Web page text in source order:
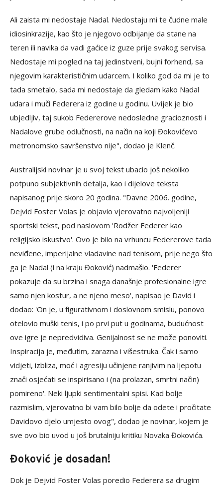
Ali zaista mi nedostaje Nadal. Nedostaju mi te čudne male
idiosinkrazije, kao što je njegovo odbijanje da stane na
teren ili navika da vadi gaćice iz guze prije svakog servisa.
Nedostaje mi pogled na taj jedinstveni, bujni forhend, sa
njegovim karakterističnim udarcem. I koliko god da mi je to
tada smetalo, sada mi nedostaje da gledam kako Nadal
udara i muči Federera iz godine u godinu. Uvijek je bio
ubjedljiv, taj sukob Federerove nedosledne gracioznosti i
Nadalove grube odlučnosti, na način na koji Đokovićevo
metronomsko savršenstvo nije", dodao je Klenč.
Australijski novinar je u svoj tekst ubacio još nekoliko
potpuno subjektivnih detalja, kao i dijelove teksta
napisanog prije skoro 20 godina. "Davne 2006. godine,
Dejvid Foster Volas je objavio vjerovatno najvoljeniji
sportski tekst, pod naslovom 'Rodžer Federer kao
religijsko iskustvo'. Ovo je bilo na vrhuncu Federerove tada
neviđene, imperijalne vladavine nad tenisom, prije nego što
ga je Nadal (i na kraju Đoković) nadmašio. 'Federer
pokazuje da su brzina i snaga današnje profesionalne igre
samo njen kostur, a ne njeno meso', napisao je David i
dodao: 'On je, u figurativnom i doslovnom smislu, ponovo
otelovio muški tenis, i po prvi put u godinama, budućnost
ove igre je nepredvidiva. Genijalnost se ne može ponoviti.
Inspiracija je, međutim, zarazna i višestruka. Čak i samo
vidjeti, izbliza, moć i agresiju učinjene ranjivim na ljepotu
znači osjećati se inspirisano i (na prolazan, smrtni način)
pomireno'. Neki ljupki sentimentalni spisi. Kad bolje
razmislim, vjerovatno bi vam bilo bolje da odete i pročitate
Davidovo djelo umjesto ovog", dodao je novinar, kojem je
sve ovo bio uvod u još brutalniju kritiku Novaka Đokovića.
Đoković je dosadan!
Dok je Dejvid Foster Volas poredio Federera sa drugim